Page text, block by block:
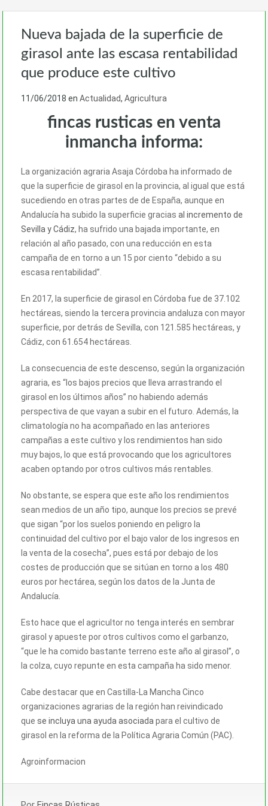
Nueva bajada de la superficie de
girasol ante las escasa rentabilidad
que produce este cultivo
11/06/2018 en Actualidad, Agricultura
fincas rusticas en venta
inmancha informa:
La organización agraria Asaja Córdoba ha informado de
que la superficie de girasol en la provincia, al igual que está
sucediendo en otras partes de de España, aunque en
Andalucía ha subido la superficie gracias al incremento de
Sevilla y Cádiz, ha sufrido una bajada importante, en
relación al año pasado, con una reducción en esta
campaña de en torno a un 15 por ciento “debido a su
escasa rentabilidad”.
En 2017, la superficie de girasol en Córdoba fue de 37.102
hectáreas, siendo la tercera provincia andaluza con mayor
superficie, por detrás de Sevilla, con 121.585 hectáreas, y
Cádiz, con 61.654 hectáreas.
La consecuencia de este descenso, según la organización
agraria, es “los bajos precios que lleva arrastrando el
girasol en los últimos años” no habiendo además
perspectiva de que vayan a subir en el futuro. Además, la
climatología no ha acompañado en las anteriores
campañas a este cultivo y los rendimientos han sido
muy bajos, lo que está provocando que los agricultores
acaben optando por otros cultivos más rentables.
No obstante, se espera que este año los rendimientos
sean medios de un año tipo, aunque los precios se prevé
que sigan “por los suelos poniendo en peligro la
continuidad del cultivo por el bajo valor de los ingresos en
la venta de la cosecha”, pues está por debajo de los
costes de producción que se sitúan en torno a los 480
euros por hectárea, según los datos de la Junta de
Andalucía.
Esto hace que el agricultor no tenga interés en sembrar
girasol y apueste por otros cultivos como el garbanzo,
“que le ha comido bastante terreno este año al girasol”, o
la colza, cuyo repunte en esta campaña ha sido menor.
Cabe destacar que en Castilla-La Mancha Cinco
organizaciones agrarias de la región han reivindicado
que se incluya una ayuda asociada para el cultivo de
girasol en la reforma de la Política Agraria Común (PAC).
Agroinformacion